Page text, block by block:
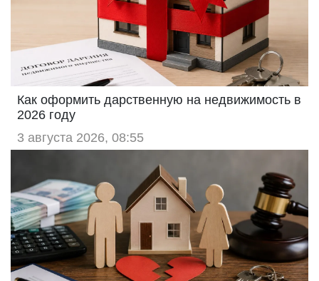
Как оформить дарственную на недвижимость в
2026 году
3 августа 2026, 08:55